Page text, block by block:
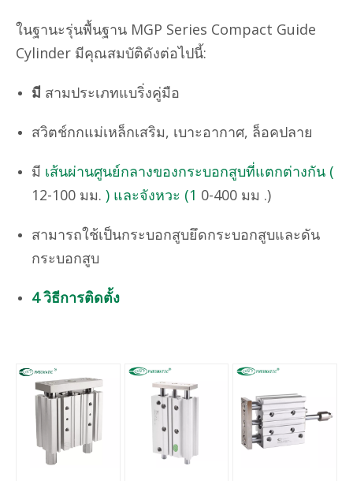
ในฐานะรุ่นพื้นฐาน MGP Series Compact Guide
Cylinder มีคุณสมบัติดังต่อไปนี้:
มี สามประเภทแบริ่งคู่มือ
สวิตช์กกแม่เหล็กเสริม, เบาะอากาศ, ล็อคปลาย
มี เส้นผ่านศูนย์กลางของกระบอกสูบที่แตกต่างกัน (
12-100 มม. ) และจังหวะ (1 0-400 มม .)
สามารถใช้เป็นกระบอกสูบยึดกระบอกสูบและดัน
กระบอกสูบ
4 วิธีการติดตั้ง